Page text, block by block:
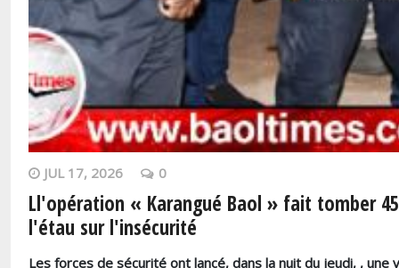
JUL 17, 2026 0
Ll'opération « Karangué Baol » fait tomber
l'étau sur l'insécurité
Les forces de sécurité ont lancé, dans la nuit du jeudi, ,